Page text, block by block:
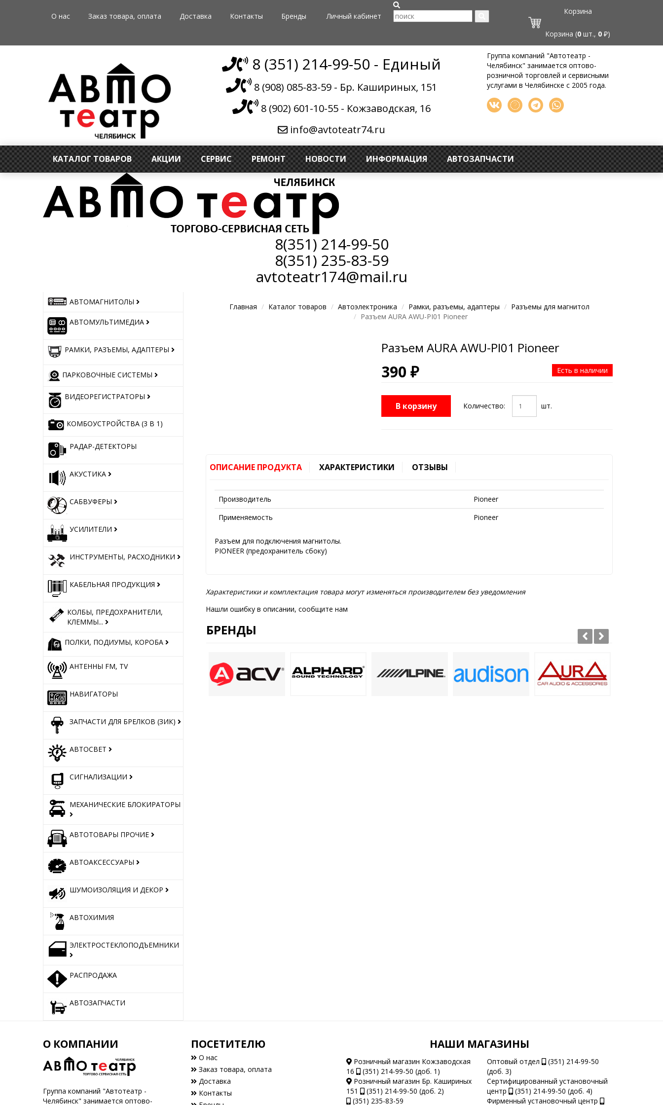
О нас Заказ товара, оплата Доставка Контакты Бренды Личный кабинет
Корзина
Корзина (0 шт., 0 ₽)
8 (351) 214-99-50 - Единый
8 (908) 085-83-59 - Бр. Кашириных, 151
8 (902) 601-10-55 - Кожзаводская, 16
info@avtoteatr74.ru
Группа компаний "Автотеатр -
Челябинск" занимается оптово-
розничной торговлей и сервисными
услугами в Челябинске с 2005 года.
КАТАЛОГ ТОВАРОВ АКЦИИ СЕРВИС РЕМОНТ НОВОСТИ ИНФОРМАЦИЯ АВТОЗАПЧАСТИ
8(351) 214-99-50
8(351) 235-83-59
avtoteatr174@mail.ru
АВТОМАГНИТОЛЫ
АВТОМУЛЬТИМЕДИА
РАМКИ, РАЗЪЕМЫ, АДАПТЕРЫ
ПАРКОВОЧНЫЕ СИСТЕМЫ
ВИДЕОРЕГИСТРАТОРЫ
КОМБОУСТРОЙСТВА (3 В 1)
РАДАР-ДЕТЕКТОРЫ
АКУСТИКА
САБВУФЕРЫ
УСИЛИТЕЛИ
ИНСТРУМЕНТЫ, РАСХОДНИКИ
КАБЕЛЬНАЯ ПРОДУКЦИЯ
КОЛБЫ, ПРЕДОХРАНИТЕЛИ,
КЛЕММЫ...
ПОЛКИ, ПОДИУМЫ, КОРОБА
АНТЕННЫ FM, TV
НАВИГАТОРЫ
ЗАПЧАСТИ ДЛЯ БРЕЛКОВ (ЗИК)
АВТОСВЕТ
СИГНАЛИЗАЦИИ
МЕХАНИЧЕСКИЕ БЛОКИРАТОРЫ
АВТОТОВАРЫ ПРОЧИЕ
АВТОАКСЕССУАРЫ
ШУМОИЗОЛЯЦИЯ И ДЕКОР
АВТОХИМИЯ
ЭЛЕКТРОСТЕКЛОПОДЪЕМНИКИ
РАСПРОДАЖА
АВТОЗАПЧАСТИ
Главная Каталог товаров Автоэлектроника Рамки, разъемы, адаптеры
Разъемы для магнитол
Разъем AURA AWU-PI01 Pioneer
Разъем AURA AWU-PI01 Pioneer
390 ₽ Есть в наличии
В корзину Количество: шт.
ОПИСАНИЕ ПРОДУКТА ХАРАКТЕРИСТИКИ ОТЗЫВЫ
Производитель
Pioneer
Применяемость
Pioneer
Разъем для подключения магнитолы.
PIONEER (предохранитель сбоку)
Характеристики и комплектация товара могут изменяться производителем без уведомления
Нашли ошибку в описании, сообщите нам
БРЕНДЫ
О КОМПАНИИ
Группа компаний "Автотеатр -
Челябинск" занимается оптово-
ПОСЕТИТЕЛЮ
О нас
Заказ товара, оплата
Доставка
Контакты
НАШИ МАГАЗИНЫ
Розничный магазин Кожзаводская
16
(351) 214-99-50 (доб. 1)
Розничный магазин Бр. Кашириных
151
(351) 214-99-50 (доб. 2)
(351) 235-83-59
Оптовый отдел
(351) 214-99-50
(доб. 3)
Сертифицированный установочный
центр
(351) 214-99-50 (доб. 4)
Фирменный установочный центр